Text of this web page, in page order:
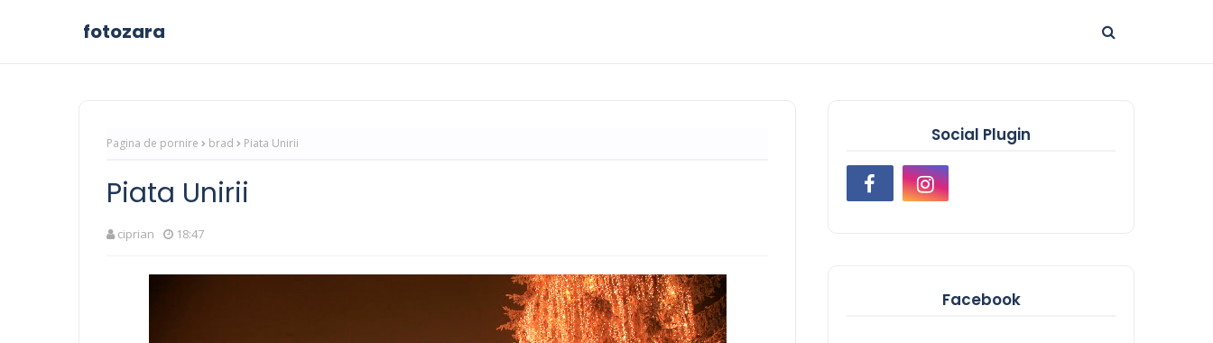
fotozara
Pagina de pornire brad Piata Unirii
Piata Unirii
ciprian 18:47
Social Plugin
Facebook